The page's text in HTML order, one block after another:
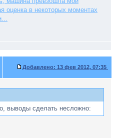
оценка в некоторых моментах
Добавлено: 13 фев 2012, 07:35
выводы сделать несложно: